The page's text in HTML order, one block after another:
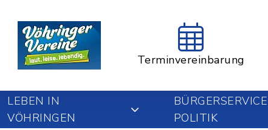
Terminvereinbarung
LEBEN IN
VÖHRINGEN
POLITIK